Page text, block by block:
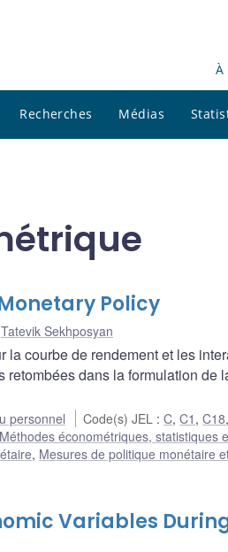
À
Recherches Médias
Policy
Tatevik Sekhposyan
la courbe de rendement et les
retombées dans la formulation de
personnel Code(s) JEL :C,C1 ,C18
Méthodes économétriques, statistiques
, Mesures de politique monétaire
Variables